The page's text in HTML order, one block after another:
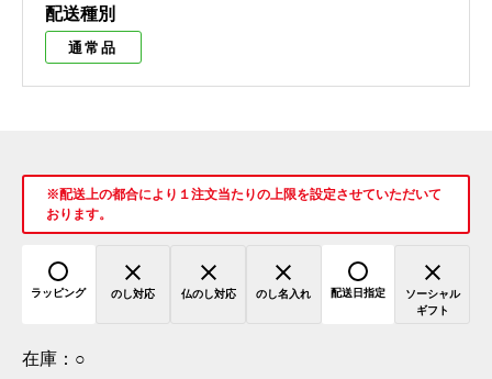
配送種別
通常品
※配送上の都合により１注文当たりの上限を設定させていただいて
おります。
ラッピング のし対応 仏のし対応 のし名入れ 配送日指定
ソーシャル
ギフト
在庫： ○